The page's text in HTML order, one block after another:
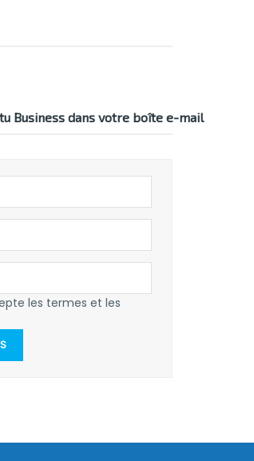
Business dans votre boîte e-mail
les termes et les